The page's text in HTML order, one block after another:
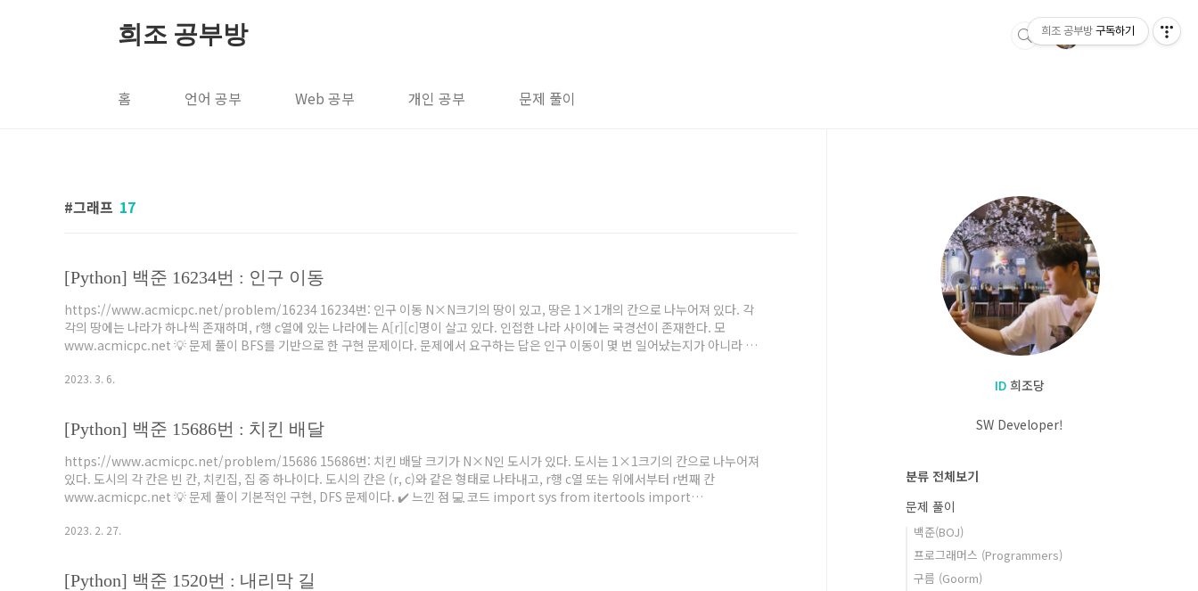
희조 공부방
홈 언어 공부 Web 공부 개인 공부 문제 풀이
그래프 17
[Python] 백준 16234번 : 인구 이동
https://www.acmicpc.net/problem/16234 16234번: 인구 이동 N×N크기의 땅이 있고, 땅은 1×1개의 칸으로 나누어져 있다. 각
각의 땅에는 나라가 하나씩 존재하며, r행 c열에 있는 나라에는 A[r][c]명이 살고 있다. 인접한 나라 사이에는 국경선이 존재한다. 모
www.acmicpc.net 💡 문제 풀이 BFS를 기반으로 한 구현 문제이다. 문제에서 요구하는 답은 인구 이동이 몇 번 일어났는지가 아니라 인
쳐서 코드를 깨작깨작 계속 수정햇던 문제이다. 시간 복잡도는 생각한대로 해결되었다! 💻 코드 import sys ; input = ..
2023. 3. 6.
[Python] 백준 15686번 : 치킨 배달
https://www.acmicpc.net/problem/15686 15686번: 치킨 배달 크기가 N×N인 도시가 있다. 도시는 1×1크기의 칸으로 나누어져
있다. 도시의 각 칸은 빈 칸, 치킨집, 집 중 하나이다. 도시의 칸은 (r, c)와 같은 형태로 나타내고, r행 c열 또는 위에서부터 r번째 칸
www.acmicpc.net 💡 문제 풀이 기본적인 구현, DFS 문제이다. ✔️ 느낀 점 💻 코드 import sys from itertools import
range(N)] chick..
2023. 2. 27.
[Python] 백준 1520번 : 내리막 길
ID 희조당
SW Developer!
분류 전체보기
문제 풀이
백준(BOJ)
프로그래머스 (Programmers)
구름 (Goorm)
희조 공부방 구독하기